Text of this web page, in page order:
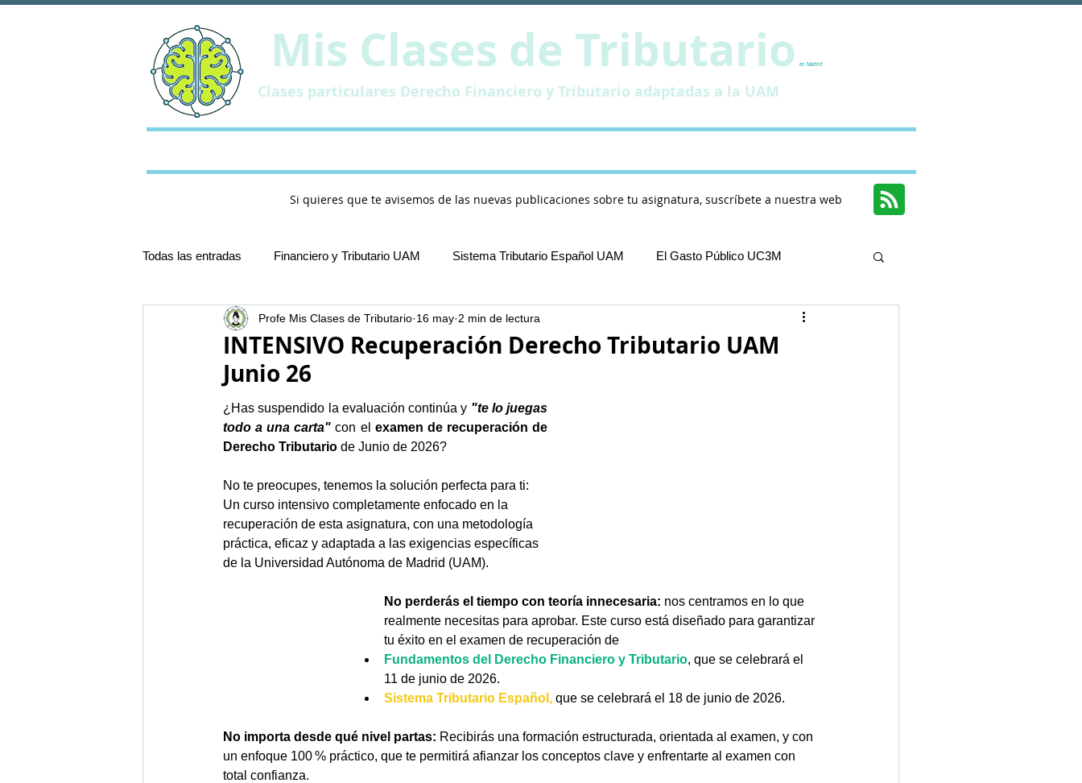
Mis Clases de Tributario en Madrid
Clases particulares Derecho Financiero y Tributario adaptadas a la UAM
Si quieres que te avisemos de las nuevas publicaciones sobre tu asignatura, suscríbete a nuestra web
Todas las entradas Financiero y Tributario UAM Sistema Tributario Español UAM El Gasto Público UC3M
Sistema Tributario Español UC3M examenes tributario UAM
INTENSIVO Recuperación Derecho Tributario UAM
Junio 26
Profe Mis Clases de Tributario 16 may 2 min de lectura
¿Has suspendido la evaluación continúa y "te lo juegas
todo a una carta" con el examen de recuperación de
Derecho Tributario de Junio de 2026?
No te preocupes, tenemos la solución perfecta para ti:
Un curso intensivo completamente enfocado en la
recuperación de esta asignatura, con una metodología
práctica, eficaz y adaptada a las exigencias específicas
de la Universidad Autónoma de Madrid (UAM).
No perderás el tiempo con teoría innecesaria: nos centramos en lo que
realmente necesitas para aprobar. Este curso está diseñado para garantizar
tu éxito en el examen de recuperación de
Fundamentos del Derecho Financiero y Tributario, que se celebrará el
11 de junio de 2026.
Sistema Tributario Español, que se celebrará el 18 de junio de 2026.
No importa desde qué nivel partas: Recibirás una formación estructurada, orientada al examen, y con
un enfoque 100 % práctico, que te permitirá afianzar los conceptos clave y enfrentarte al examen con
total confianza.